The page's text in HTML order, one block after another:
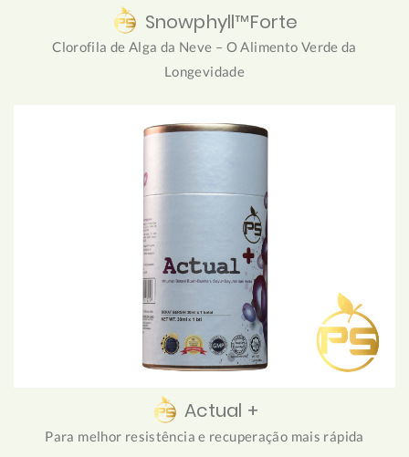
Snowphyll™Forte
Clorofila de Alga da Neve – O Alimento Verde da
Longevidade
Actual +
Para melhor resistência e recuperação mais rápida